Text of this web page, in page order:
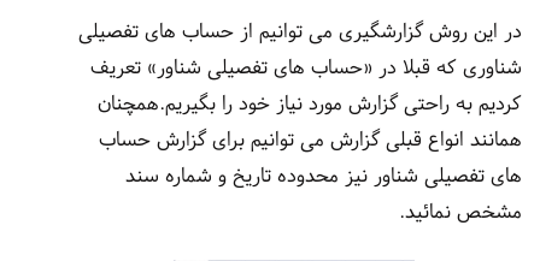
در این روش گزارشگیری می توانیم از حساب های تفصیلی
شناوری که قبلا در «حساب های تفصیلی شناور» تعریف
کردیم به راحتی گزارش مورد نیاز خود را بگیریم.همچنان
همانند انواع قبلی گزارش می توانیم برای گزارش حساب
های تفصیلی شناور نیز محدوده تاریخ و شماره سند
مشخص نمائید.